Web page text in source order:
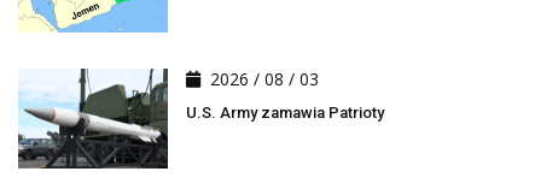
2026 / 08 / 03
U.S. Army zamawia Patrioty